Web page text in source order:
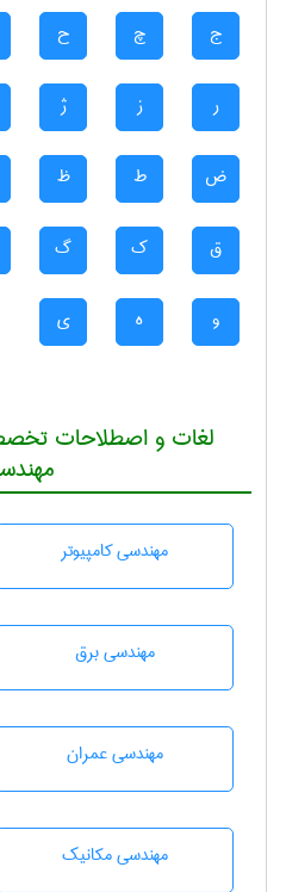
ج چ ح
ر ز ژ
ض ط ظ
ق ک گ
و ه ی
لغات و اصطلاحات
مهندسی كامپيوتر
مهندسی برق
مهندسی عمران
مهندسی مکانیک